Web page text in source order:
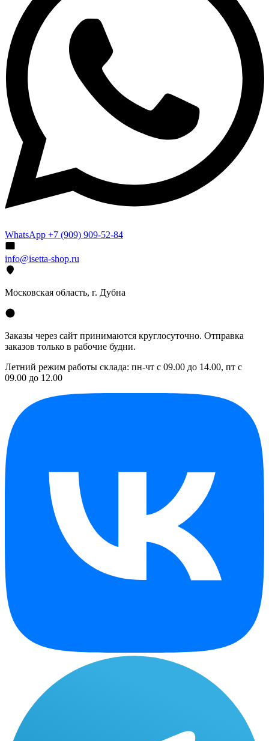
WhatsApp +7 (909) 909-52-84
info@isetta-shop.ru
Московская область, г. Дубна
Заказы через сайт принимаются круглосуточно. Отправка
заказов только в рабочие будни.
Летний режим работы склада: пн-чт с 09.00 до 14.00, пт с
09.00 до 12.00